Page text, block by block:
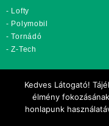
- Lofty
- Polymobil
-Tornádó
-Z-Tech
rekordmobil.hu
rekordmotor.hu
Kedves Látogató!
élmény
honlapunk